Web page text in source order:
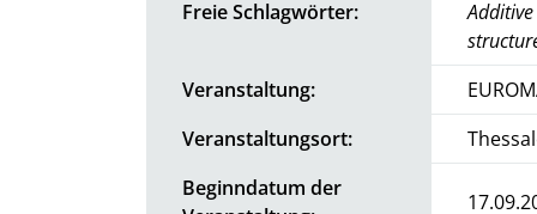
Freie Schlagwörter:
Veranstaltung:
Veranstaltungsort:
Beginndatum der